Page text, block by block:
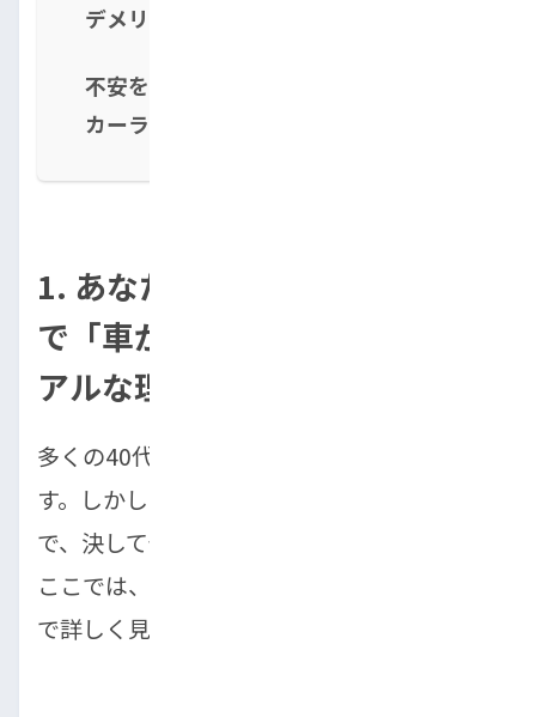
デメリット
不安を手放して、あなたに合った最適な
カーライフを！
1. あなただけじゃない！40代
で「車が買えない」と感じるリ
アルな理由
多くの40代が「車が買えない」と悩んでいま
す。しかし、実際にはその原因はさまざま
で、決して個人だけの問題ではありません。
ここでは、40代のリアルな経済状況をデータ
で詳しく見ていきましょう。